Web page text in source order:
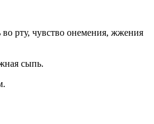
во рту, чувство онемения, жжения
сыпь.